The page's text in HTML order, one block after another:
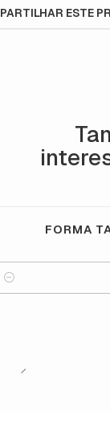
PARTILHAR ESTE
FORMA